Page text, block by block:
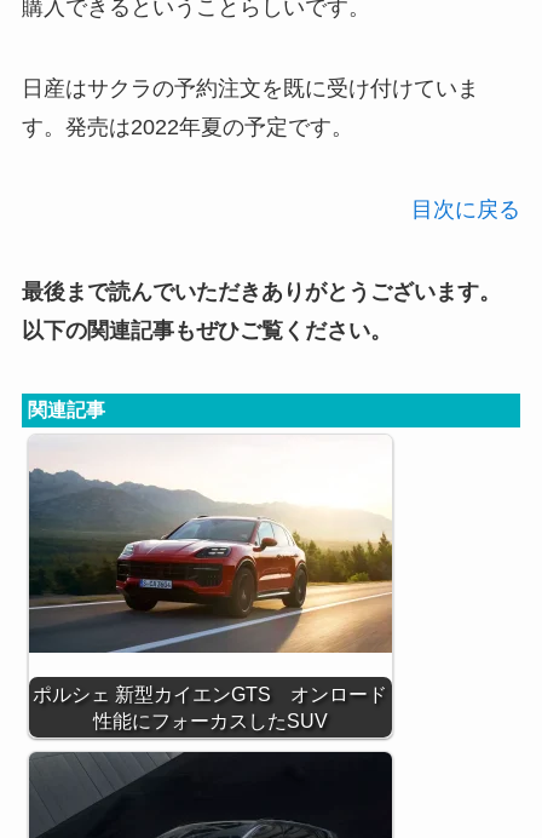
購入できるということらしいです。
日産はサクラの予約注文を既に受け付けていま
す。発売は2022年夏の予定です。
目次に戻る
最後まで読んでいただきありがとうございます。
以下の関連記事もぜひご覧ください。
関連記事
ポルシェ 新型カイエンGTS オンロード
性能にフォーカスしたSUV